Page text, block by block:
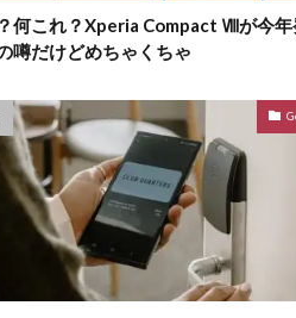
何これ？Xperia Compact Ⅷが今年
噂だけどめちゃくちゃ